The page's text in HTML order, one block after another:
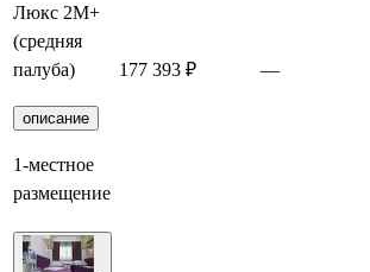
Люкс 2М+
(средняя
палуба)
описание
1-местное
размещение
177 393 ₽ —